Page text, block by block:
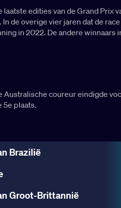
edities van de Grand
overige vier jaren dat de
in 2022. De andere
coureur eindigde
5e plaats.
Brazilië
Groot-Brittannië